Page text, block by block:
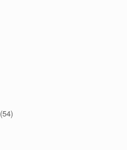
(54)